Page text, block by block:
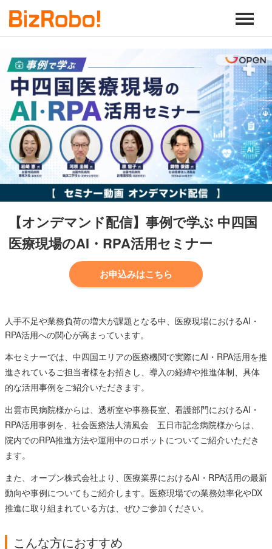
【オンデマンド配信】事例で学ぶ 中四国
医療現場のAI・RPA活用セミナー
お申込みはこちら
人手不足や業務負荷の増大が課題となる中、医療現場におけるAI・
RPA活用への関心が高まっています。
本セミナーでは、中四国エリアの医療機関で実際にAI・RPA活用を推
進されているご担当者様をお招きし、導入の経緯や推進体制、具体
的な活用事例をご紹介いただきます。
出雲市民病院様からは、透析室や事務長室、看護部門におけるAI・
RPA活用事例を、社会医療法人清風会 五日市記念病院様からは、
院内でのRPA推進方法や運用中のロボットについてご紹介いただき
ます。
また、オープン株式会社より、医療業界におけるAI・RPA活用の最新
動向や事例についてもご紹介します。医療現場での業務効率化やDX
推進に取り組まれている方は、ぜひご参加ください。
こんな方におすすめ